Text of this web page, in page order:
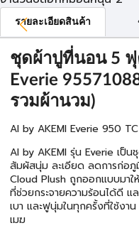
รายละเอียดสินค้า
ชุดผ้าปูที่นอน 5 ฟุ
Everie
รวมผ้านวม)
AI by AKEMI Everie 950 TC
AI by AKEMI รุ่น Everie เป็
สัมผัสนุ่ม ละเอียด ลดการก่อ
Cloud Plush ถูกออกแบบมาใ
ที่ช่วยกระจายความร้อนได้ดี แ
เบา และฟูนุ่มในทุกครั้งที่ใช้ง
เมฆ